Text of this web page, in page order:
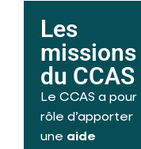
Les
missions
du CCAS
Le CCAS a pour
rôle d’apporter
une aide